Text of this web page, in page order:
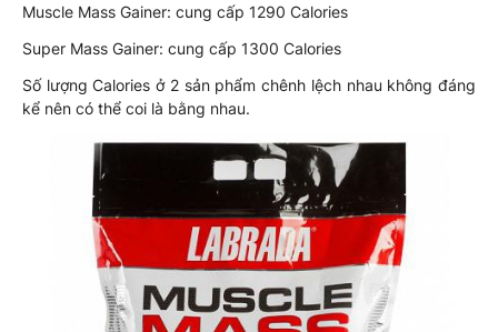
Muscle Mass Gainer: cung cấp 1290 Calories
Super Mass Gainer: cung cấp 1300 Calories
Số lượng Calories ở 2 sản phẩm chênh lệch nhau không đáng
kể nên có thể coi là bằng nhau.